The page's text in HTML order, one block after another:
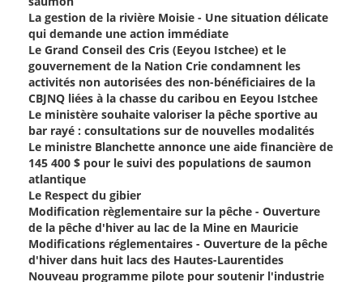
La gestion de la rivière Moisie - Une situation délicate
qui demande une action immédiate
Le Grand Conseil des Cris (Eeyou Istchee) et le
gouvernement de la Nation Crie condamnent les
activités non autorisées des non-bénéficiaires de la
CBJNQ liées à la chasse du caribou en Eeyou Istchee
Le ministère souhaite valoriser la pêche sportive au
bar rayé : consultations sur de nouvelles modalités
Le ministre Blanchette annonce une aide financière de
145 400 $ pour le suivi des populations de saumon
atlantique
Le Respect du gibier
Modification règlementaire sur la pêche - Ouverture
de la pêche d'hiver au lac de la Mine en Mauricie
Modifications réglementaires - Ouverture de la pêche
d'hiver dans huit lacs des Hautes-Laurentides
Nouveau programme pilote pour soutenir l'industrie